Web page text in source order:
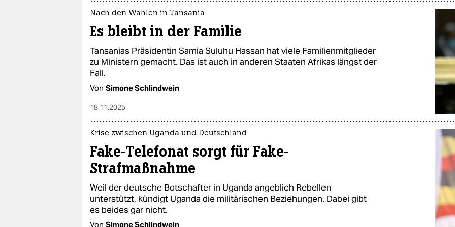
Nach den Wahlen in Tansania
Es bleibt in der Familie
Tansanias Präsidentin Samia Suluhu Hassan hat viele Familienmitglieder
zu Ministern gemacht. Das ist auch in anderen Staaten Afrikas längst der
Fall.
Von Simone Schlindwein
18.11.2025
Krise zwischen Uganda und Deutschland
Fake-Telefonat sorgt für Fake-
Strafmaßnahme
Weil der deutsche Botschafter in Uganda angeblich Rebellen
unterstützt, kündigt Uganda die militärischen Beziehungen. Dabei gibt
es beides gar nicht.
Von Simone Schlindwein